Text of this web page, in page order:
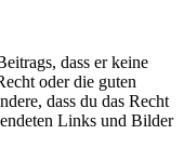
dass er keine
oder die guten
dass du das Recht
Links und Bilder